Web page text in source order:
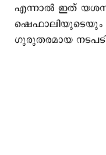
എന്നാല്‍ ഇത്
ഷെഫാലിയുടെയും
ഗുരുതരമായ